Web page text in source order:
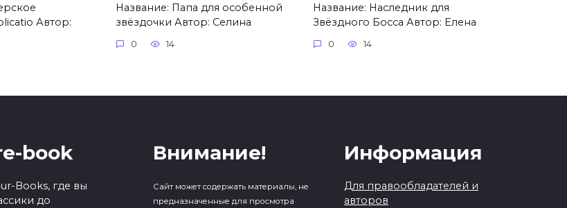
Автор:
Название: Папа для особенной
звёздочки Автор: Селина
0 14
Название: Наследник для
Звёздного Босса Автор: Елена
0 14
book
Books, где вы
до
Внимание!
Сайт может содержать материалы, не
предназначенные для просмотра
Информация
Для правообладателей и
авторов